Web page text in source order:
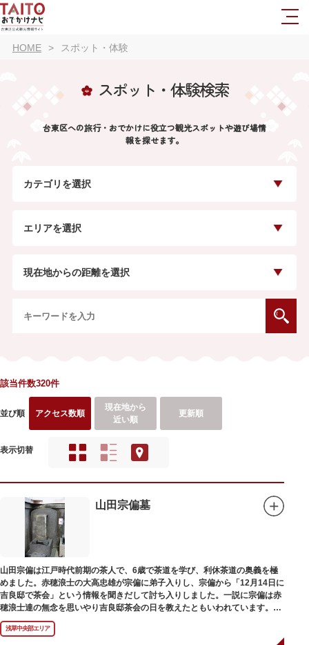
HOME スポット・体験
スポット・体験検索
台東区への旅行・おでかけに役立つ観光スポットや遊び場情
報を探せます。
カテゴリを選択
エリアを選択
現在地からの距離を選択
該当件数320件
並び順 アクセス数順
現在地から
近い順
更新順
表示切替
山田宗偏墓
山田宗偏は江戸時代前期の茶人で、6歳で茶道を学び、利休茶道の奥義を極
めました。赤穂浪士の大高忠雄が宗偏に弟子入りし、宗偏から「12月14日に
吉良邸で茶会」という情報を聞きだして討ち入りしました。一説に宗偏は赤
穂浪士達の無念を思いやり吉良邸茶会の日を教えたともいわれています。お
墓は願竜寺（がんりゅうじ）境内にあります。
浅草中央部エリア